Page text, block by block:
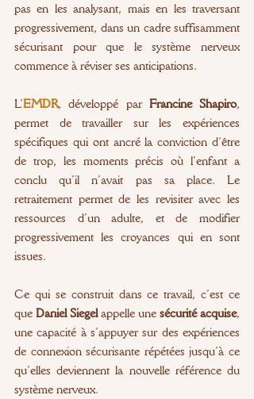
pas en les analysant, mais en les traversant
progressivement, dans un cadre suffisamment
sécurisant pour que le système nerveux
commence à réviser ses anticipations.
L’EMDR, développé par Francine Shapiro,
permet de travailler sur les expériences
spécifiques qui ont ancré la conviction d’être
de trop, les moments précis où l’enfant a
conclu qu’il n’avait pas sa place. Le
retraitement permet de les revisiter avec les
ressources d’un adulte, et de modifier
progressivement les croyances qui en sont
issues.
Ce qui se construit dans ce travail, c’est ce
que Daniel Siegel appelle une sécurité acquise,
une capacité à s’appuyer sur des expériences
de connexion sécurisante répétées jusqu’à ce
qu’elles deviennent la nouvelle référence du
système nerveux.